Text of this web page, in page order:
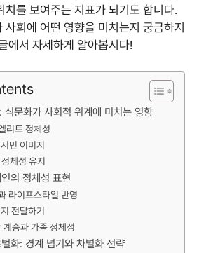
치를 보여주는 지표가 되기도 합니다.
사회에 어떤 영향을 미치는지 궁금하지
에서 자세하게 알아봅시다!
식문화가 사회적 위계에 미치는 영향
리트 정체성
민 이미지
체성 유지
의 정체성 표현
라이프스타일 반영
전달하기
계승과 가족 정체성
화: 경계 넘기와 차별화 전략